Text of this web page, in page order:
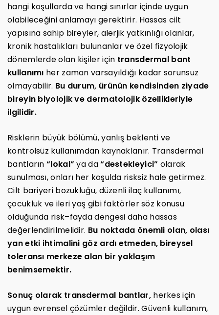
hangi koşullarda ve hangi sınırlar içinde uygun
olabileceğini anlamayı gerektirir. Hassas cilt
yapısına sahip bireyler, alerjik yatkınlığı olanlar,
kronik hastalıkları bulunanlar ve özel fizyolojik
dönemlerde olan kişiler için transdermal bant
kullanımı her zaman varsayıldığı kadar sorunsuz
olmayabilir. Bu durum, ürünün kendisinden ziyade
bireyin biyolojik ve dermatolojik özellikleriyle
ilgilidir.
Risklerin büyük bölümü, yanlış beklenti ve
kontrolsüz kullanımdan kaynaklanır. Transdermal
bantların“lokal” ya da“destekleyici” olarak
sunulması, onları her koşulda risksiz hale getirmez.
Cilt bariyeri bozukluğu, düzenli ilaç kullanımı,
çocukluk ve ileri yaş gibi faktörler söz konusu
olduğunda risk–fayda dengesi daha hassas
değerlendirilmelidir. Bu noktada önemli olan, olası
yan etki ihtimalini göz ardı etmeden, bireysel
toleransı merkeze alan bir yaklaşım
benimsemektir.
Sonuç olarak transdermal bantlar,herkes için
uygun evrensel çözümler değildir. Güvenli kullanım,